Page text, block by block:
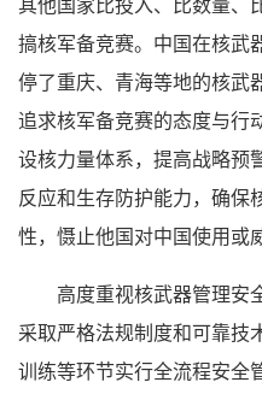
搞核军备竞赛。中国在核武
停了重庆、青海等地的核武
追求核军备竞赛的态度与行
设核力量体系，提高战略预
反应和生存防护能力，确保
性，慑止他国对中国使用或
高度重视核武器管理安
采取严格法规制度和可靠技
训练等环节实行全流程安全